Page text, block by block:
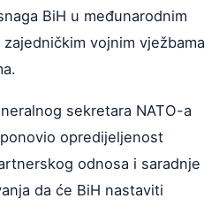
BiH u međunarodnim
vojnim vježbama
sekretara NATO-a
opredijeljenost
odnosa i saradnje
da će BiH nastaviti